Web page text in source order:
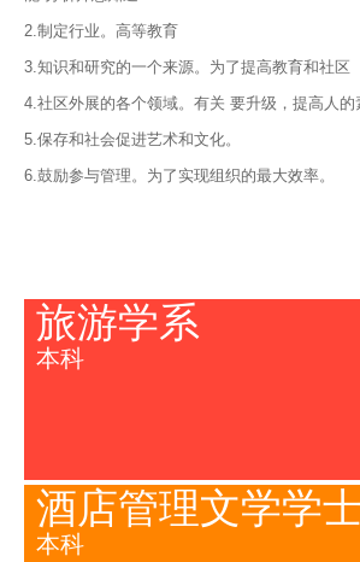
2.制定行业。高等教育
3.知识和研究的一个来源。为了提高教育和社区
4.社区外展的各个领域。有关 要升级，提高人的
5.保存和社会促进艺术和文化。
6.鼓励参与管理。为了实现组织的最大效率。
旅游学系
本科
酒店管理文学学
本科